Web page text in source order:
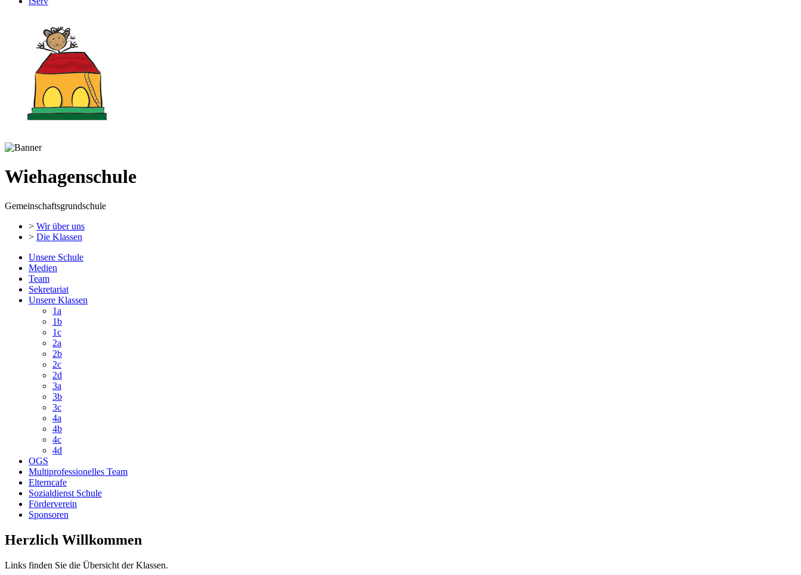
Wiehagenschule
Gemeinschaftsgrundschule
> Wir über uns
> Die Klassen
Unsere Schule
Medien
Team
Sekretariat
Unsere Klassen
1a
1b
1c
2a
2b
2c
2d
3a
3b
3c
4a
4b
4c
4d
OGS
Multiprofessionelles Team
Elterncafe
Sozialdienst Schule
Förderverein
Sponsoren
Herzlich Willkommen
Links finden Sie die Übersicht der Klassen.